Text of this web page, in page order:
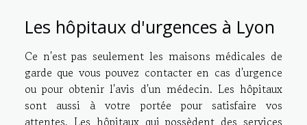
Les hôpitaux d'urgences à Lyon
Ce n'est pas seulement les maisons médicales de
garde que vous pouvez contacter en cas d'urgence
ou pour obtenir l'avis d'un médecin. Les hôpitaux
sont aussi à votre portée pour satisfaire vos
attentes. Les hôpitaux qui possèdent des services